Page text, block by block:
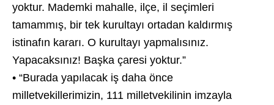
yoktur. Mademki mahalle, ilçe, il seçimleri
tamammış, bir tek kurultayı ortadan kaldırmış
istinafın kararı. O kurultayı yapmalısınız.
Yapacaksınız! Başka çaresi yoktur.”
• “Burada yapılacak iş daha önce
milletvekillerimizin, 111 milletvekilinin imzayla